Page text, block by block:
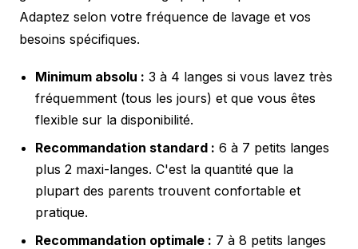
Adaptez selon votre fréquence de lavage et vos
besoins spécifiques.
Minimum absolu : 3 à 4 langes si vous lavez très
fréquemment (tous les jours) et que vous êtes
flexible sur la disponibilité.
Recommandation standard : 6 à 7 petits langes
plus 2 maxi-langes. C'est la quantité que la
plupart des parents trouvent confortable et
pratique.
Recommandation optimale : 7 à 8 petits langes